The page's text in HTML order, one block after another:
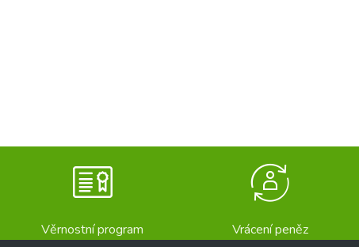
Věrnostní program Vrácení peněz